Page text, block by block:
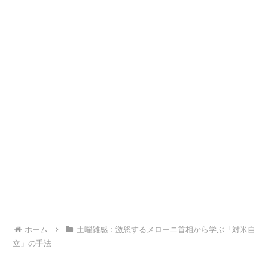
ホーム
土曜雑感：激怒するメローニ首相から学ぶ「対米自
立」の手法